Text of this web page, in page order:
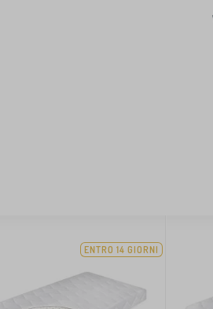
ENTRO 14 GIORNI